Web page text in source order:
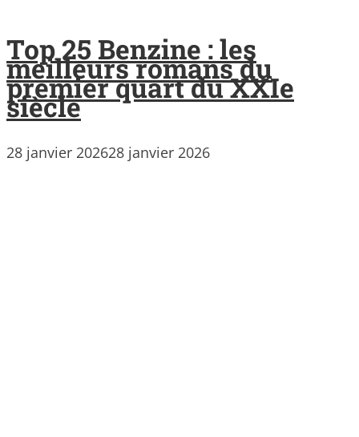
Top 25 Benzine : les
meilleurs romans du
premier quart du XXIe
siècle
28 janvier 202628 janvier 2026